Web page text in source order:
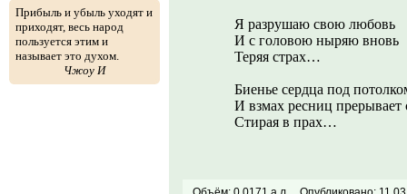
Прибыль и убыль уходят и
приходят, весь народ
пользуется этим и
называет это духом.
Чжоу И
Я разрушаю свою любовь
И с головою ныряю вновь
Теряя страх…
Биенье сердца под
И взмах ресниц прерывает
Стирая в прах…